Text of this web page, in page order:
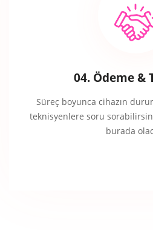
04. Ödeme &
Süreç boyunca cihazın
teknisyenlere soru
burada